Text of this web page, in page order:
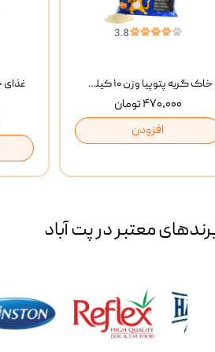
خاک گربه پتوپیا وزن ۱۰ کیلوگرم
۴۷۰,۰۰۰ تومان
افزودن
معتبر در پت آباد